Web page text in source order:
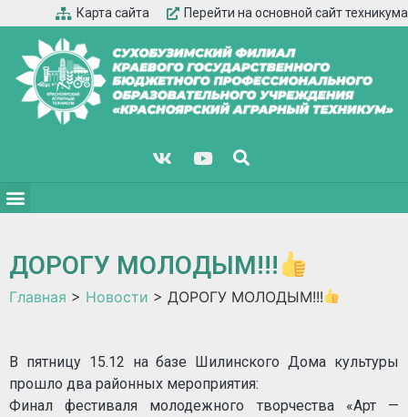
Карта сайта Перейти на основной сайт техникума
ДОРОГУ МОЛОДЫМ!!!
Главная > Новости > ДОРОГУ МОЛОДЫМ!!!
В пятницу 15.12 на базе Шилинского Дома культуры
прошло два районных мероприятия:
Финал фестиваля молодежного творчества «Арт —